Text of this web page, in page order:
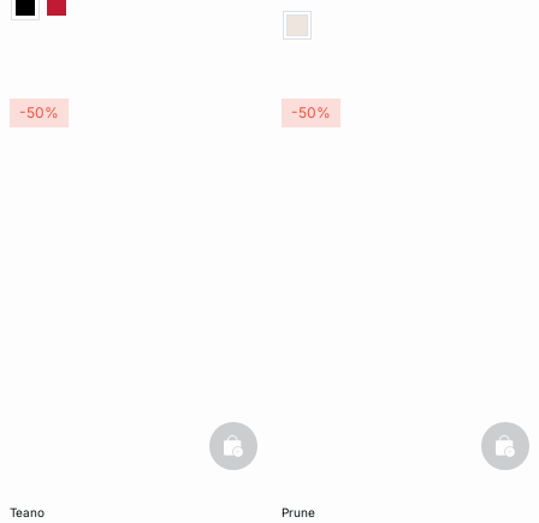
teano
basketfull
-50%
prune
-50%